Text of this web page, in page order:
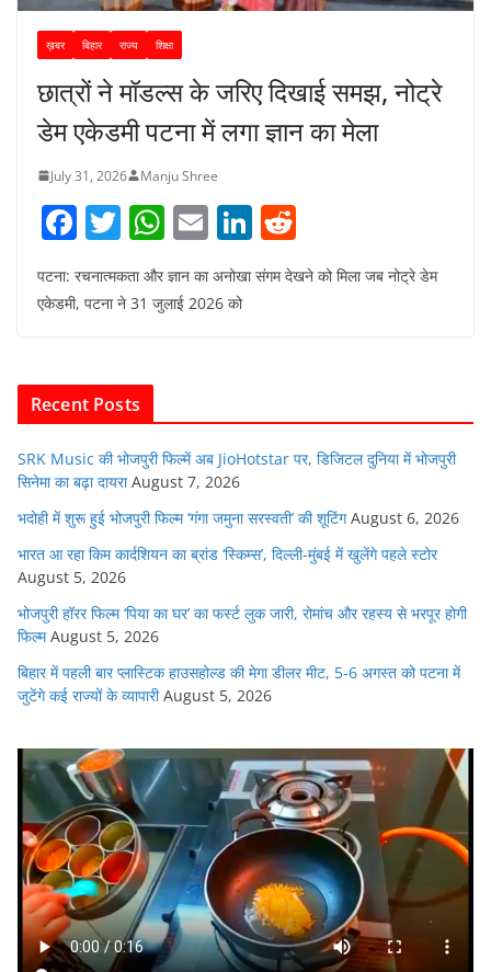
ख़बर बिहार राज्य शिक्षा
छात्रों ने मॉडल्स के जरिए दिखाई समझ, नोट्रे
डेम एकेडमी पटना में लगा ज्ञान का मेला
July 31, 2026 Manju Shree
F
c
o
o
k
T
itt
W
at
p
E
m
ai
Li
n
k
e
d
पटना: रचनात्मकता और ज्ञान का अनोखा संगम देखने को मिला जब नोट्रे डेम
एकेडमी, पटना ने 31 जुलाई 2026 को
Recent Posts
SRK Music की भोजपुरी फिल्में अब JioHotstar पर, डिजिटल दुनिया में भोजपुरी
सिनेमा का बढ़ा दायरा August 7, 2026
भदोही में शुरू हुई भोजपुरी फिल्म ‘गंगा जमुना सरस्वती’ की शूटिंग August 6, 2026
भारत आ रहा किम कार्दशियन का ब्रांड ‘स्किम्स’, दिल्ली-मुंबई में खुलेंगे पहले स्टोर
August 5, 2026
भोजपुरी हॉरर फिल्म ‘पिया का घर’ का फर्स्ट लुक जारी, रोमांच और रहस्य से भरपूर होगी
फिल्म August 5, 2026
बिहार में पहली बार प्लास्टिक हाउसहोल्ड की मेगा डीलर मीट, 5-6 अगस्त को पटना में
जुटेंगे कई राज्यों के व्यापारी August 5, 2026